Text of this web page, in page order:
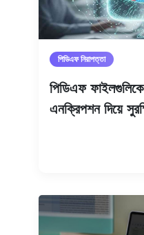
পিডিএফ নিরাপত্তা
পিডিএফ
এনক্রিপশন দিয়ে